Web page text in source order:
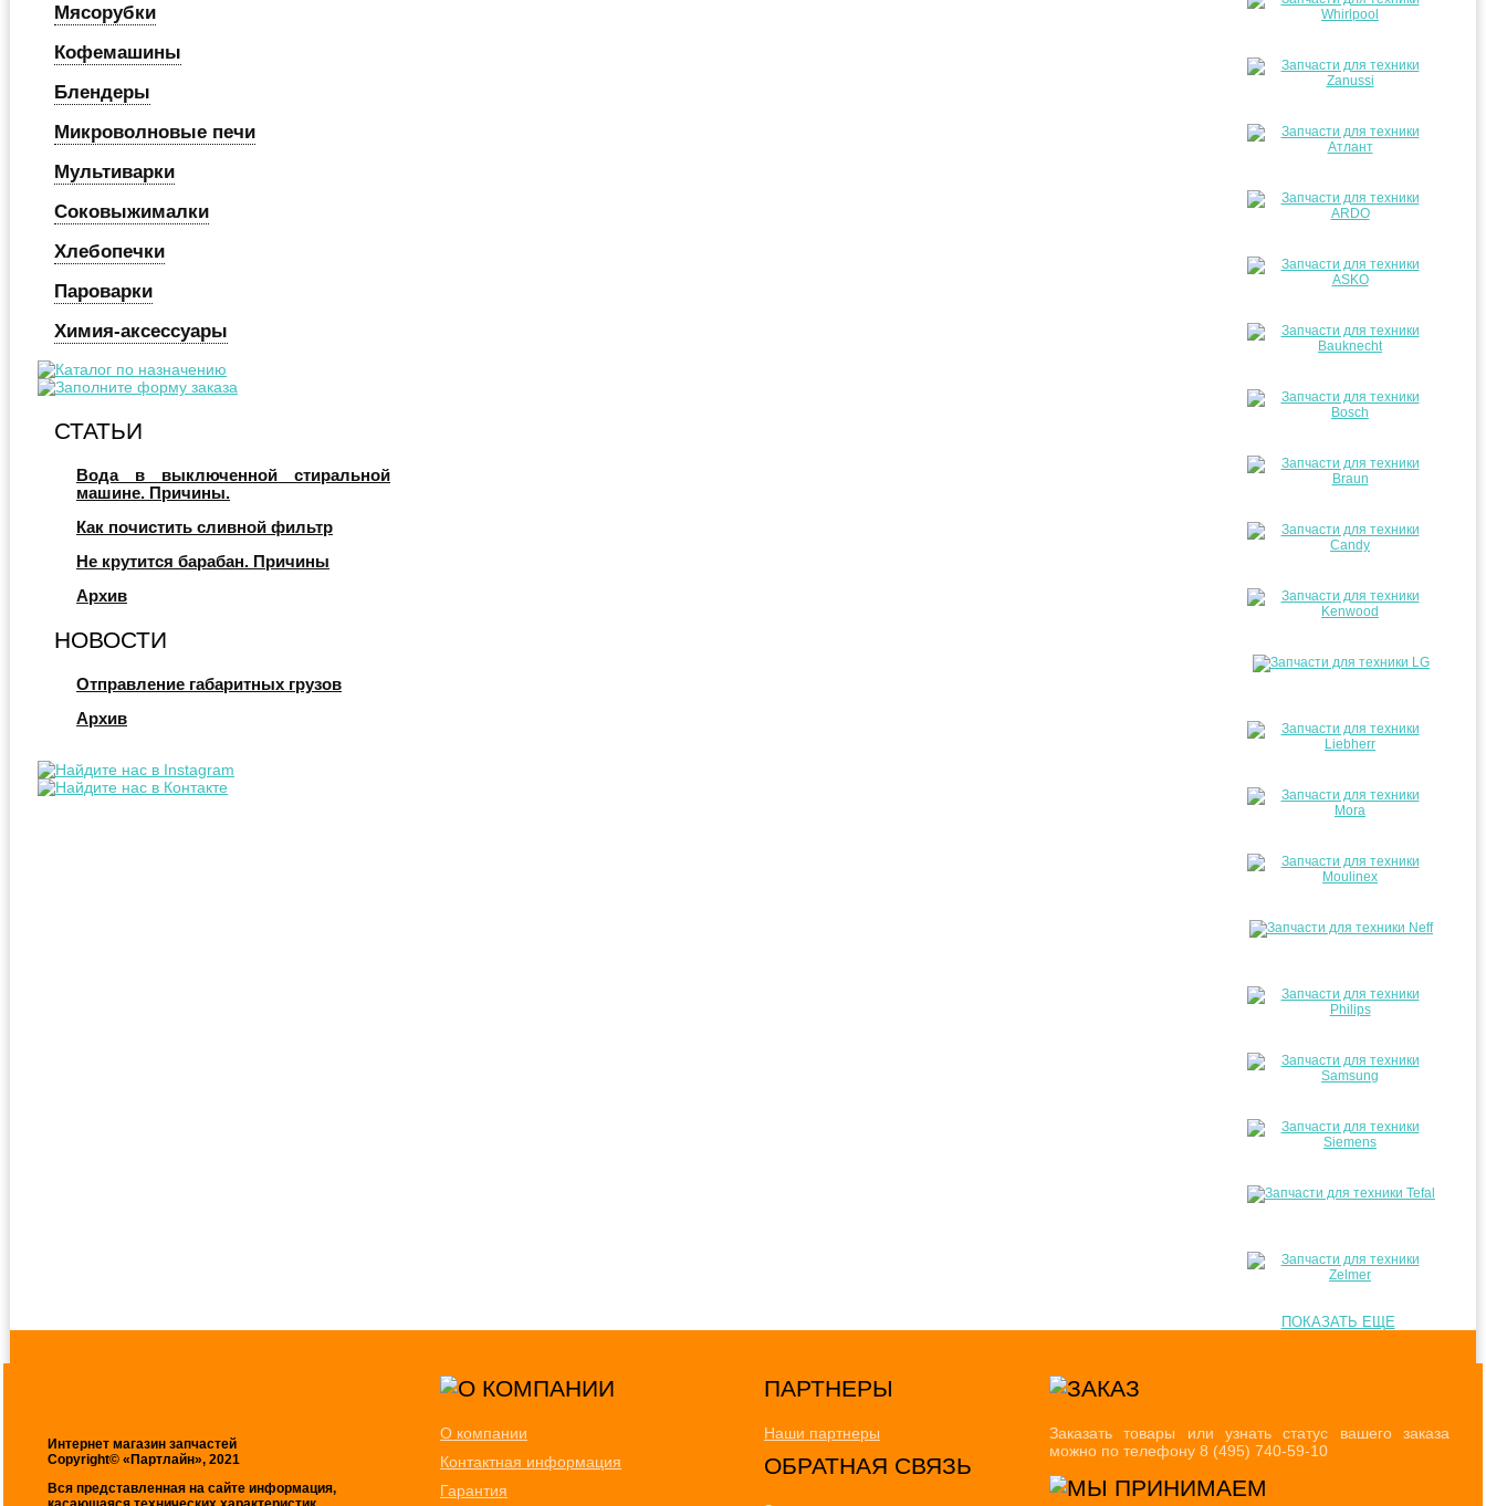
ПОКАЗАТЬ ЕЩЕ
Мясорубки
Кофемашины
Блендеры
Микроволновые печи
Мультиварки
Соковыжималки
Хлебопечки
Пароварки
Химия-аксессуары
СТАТЬИ
Вода в выключенной стиральной
машине. Причины.
Как почистить сливной фильтр
Не крутится барабан. Причины
Архив
НОВОСТИ
Отправление габаритных грузов
Архив
Интернет магазин запчастей
Copyright© «Партлайн», 2021
Вся представленная на сайте информация,
О компании
Контактная информация
Гарантия
ПАРТНЕРЫ
Наши партнеры
ОБРАТНАЯ СВЯЗЬ
Заказать товары или узнать статус вашего заказа
можно по телефону 8 (495) 740-59-10